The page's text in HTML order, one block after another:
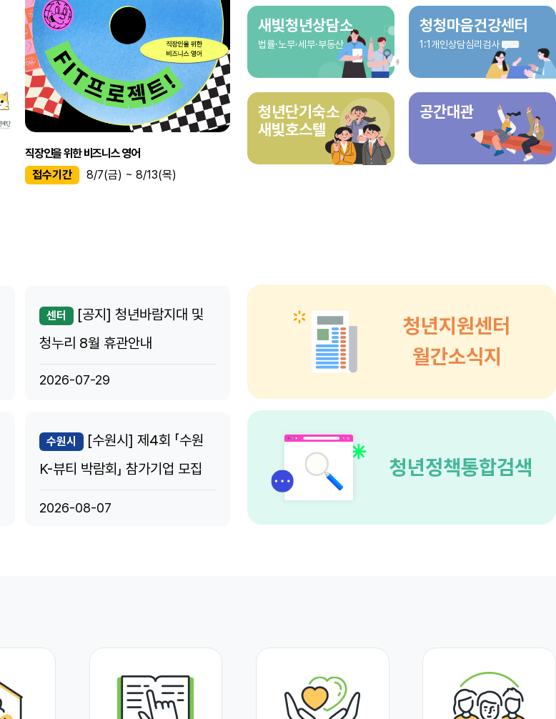
직장인을 위한 비즈니스 영어
접수기간
8/7(금) ~ 8/13(목)
새빛청년상담소
법률·노무·세무·부동산
청청마음건강센터
1:1개인상담심리검사
청년단기숙소
새빛호스텔
공간대관
센터
[공지] 청년바람지대 및
청누리 8월 휴관안내
2026-07-29
수원시
[수원시] 제4회 「수원
K-뷰티 박람회」 참가기업 모집
2026-08-07
청년지원센터
월간소식지
청년정책통합검색